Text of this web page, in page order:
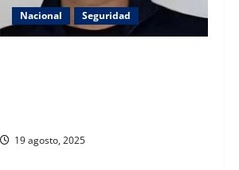
Nacional Seguridad
19 agosto, 2025